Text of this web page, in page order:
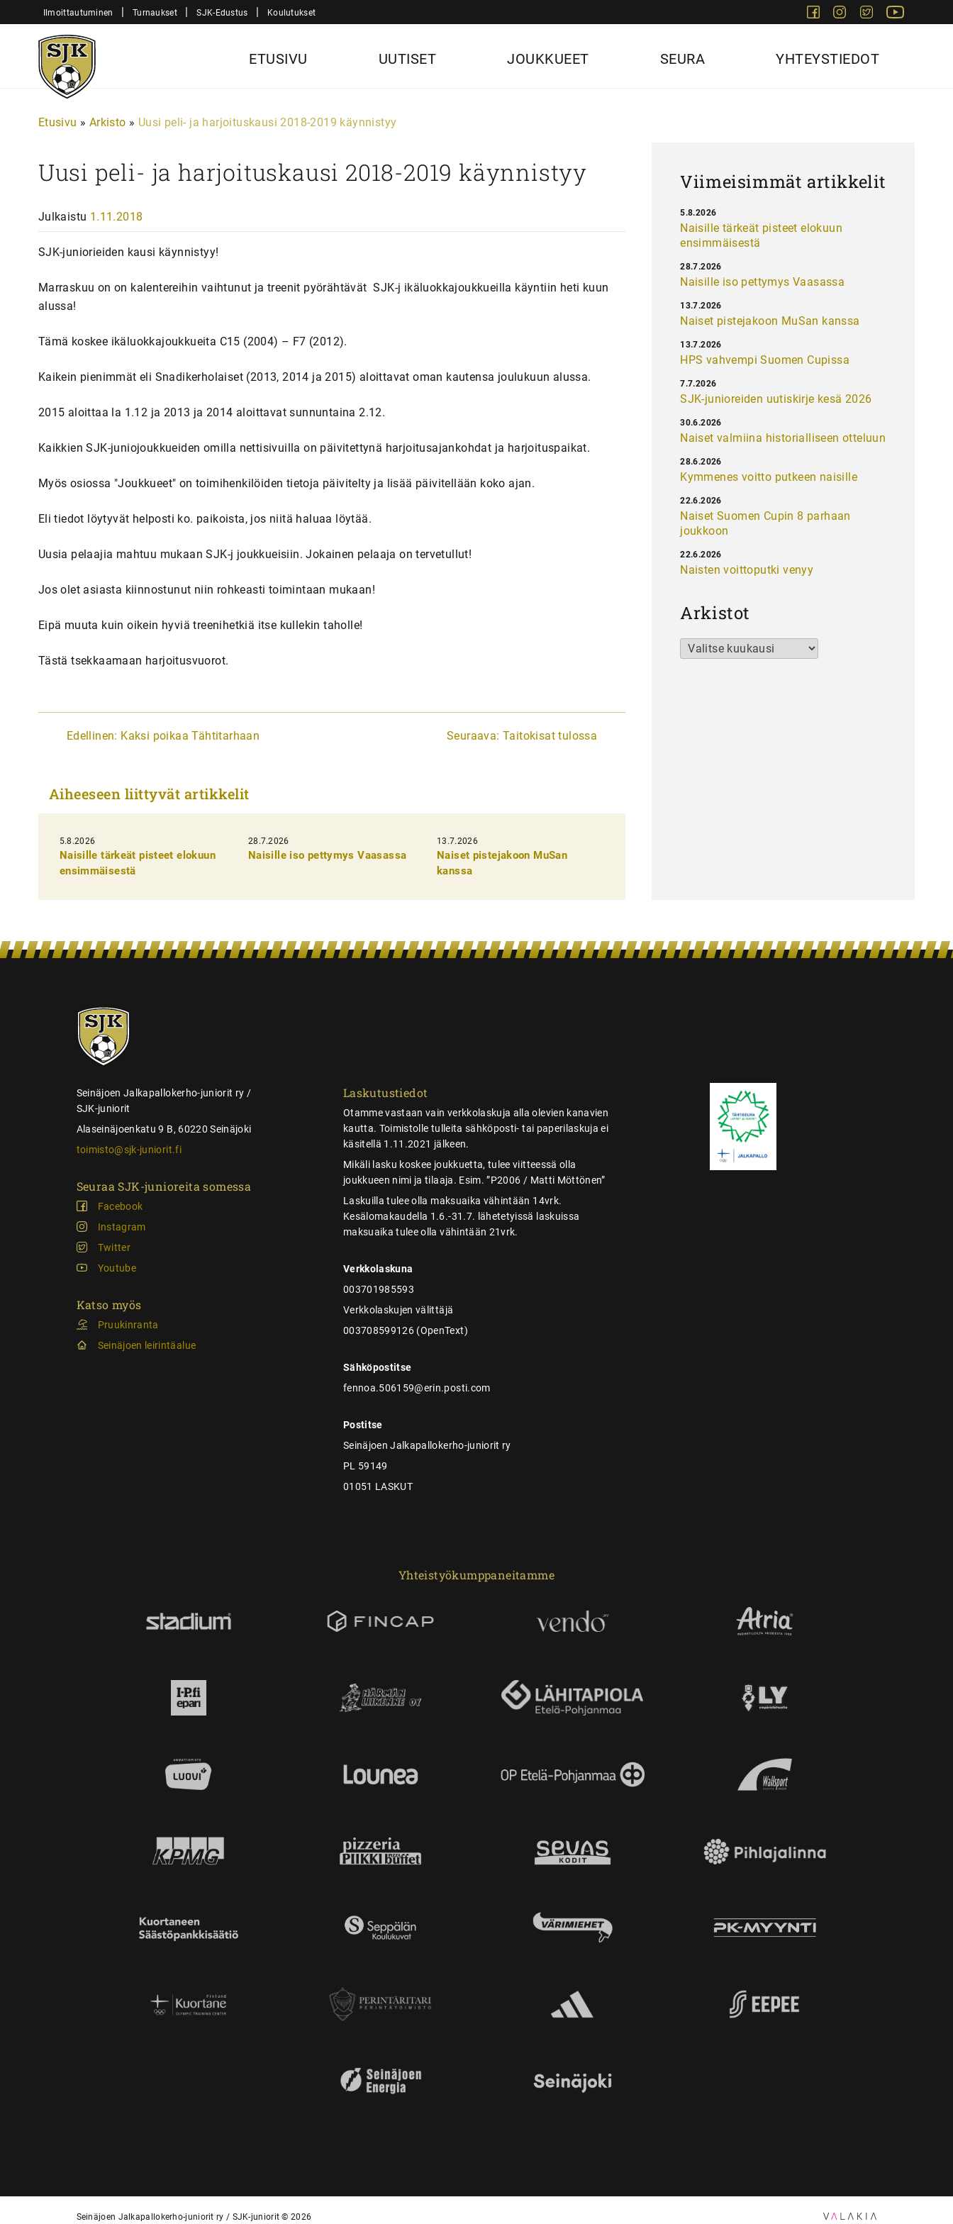
sisältöön
Ilmoittautuminen | Turnaukset | SJK-Edustus | Koulutukset FacebookInstagram
Twitter
Sjk-
Juniorit
ETUSIVU UUTISET JOUKKUEET SEURA YHTEYSTIEDOT
Etusivu » Arkisto » Uusi peli- ja harjoituskausi 2018-2019 käynnistyy
Uusi peli- ja harjoituskausi 2018-2019 käynnistyy
Julkaistu 1.11.2018
SJK-juniorieiden kausi käynnistyy!
Marraskuu on on kalentereihin vaihtunut ja treenit pyörähtävät SJK-j ikäluokkajoukkueilla käyntiin heti kuun
alussa!
Tämä koskee ikäluokkajoukkueita C15 (2004) – F7 (2012).
Kaikein pienimmät eli Snadikerholaiset (2013, 2014 ja 2015) aloittavat oman kautensa joulukuun alussa.
2015 aloittaa la 1.12 ja 2013 ja 2014 aloittavat sunnuntaina 2.12.
Kaikkien SJK-juniojoukkueiden omilla nettisivuilla on päivitettynä harjoitusajankohdat ja harjoituspaikat.
Myös osiossa "Joukkueet" on toimihenkilöiden tietoja päivitelty ja lisää päivitellään koko ajan.
Eli tiedot löytyvät helposti ko. paikoista, jos niitä haluaa löytää.
Uusia pelaajia mahtuu mukaan SJK-j joukkueisiin. Jokainen pelaaja on tervetullut!
Jos olet asiasta kiinnostunut niin rohkeasti toimintaan mukaan!
Eipä muuta kuin oikein hyviä treenihetkiä itse kullekin taholle!
Tästä tsekkaamaan harjoitusvuorot.
A
i
k
e
n
Edellinen: Kaksi poikaa Tähtitarhaan Seuraava: Taitokisat tulossa
Aiheeseen liittyvät artikkelit
5.8.2026
Naisille tärkeät pisteet elokuun
ensimmäisestä
28.7.2026
Naisille iso pettymys Vaasassa
13.7.2026
Naiset pistejakoon MuSan
kanssa
Viimeisimmät artikkelit
Naisille tärkeät pisteet elokuun
ensimmäisestä
5.8.2026
Naisille iso pettymys Vaasassa
28.7.2026
Naiset pistejakoon MuSan kanssa
13.7.2026
HPS vahvempi Suomen Cupissa
13.7.2026
SJK-junioreiden uutiskirje kesä 2026
7.7.2026
Naiset valmiina historialliseen otteluun
30.6.2026
Kymmenes voitto putkeen naisille
28.6.2026
Naiset Suomen Cupin 8 parhaan
joukkoon
22.6.2026
Naisten voittoputki venyy
22.6.2026
Arkistot
Arkistot
SJK-
juniorit
Seinäjoen Jalkapallokerho-juniorit ry /
SJK-juniorit
Alaseinäjoenkatu 9 B, 60220 Seinäjoki
toimisto@sjk-juniorit.fi
Seuraa SJK-junioreita somessa
Facebook
Instagram
Twitter
Youtube
Katso myös
Pruukinranta
Seinäjoen leirintäalue
Laskutustiedot
Otamme vastaan vain verkkolaskuja alla olevien kanavien
kautta. Toimistolle tulleita sähköposti- tai paperilaskuja ei
käsitellä 1.11.2021 jälkeen.
Mikäli lasku koskee joukkuetta, tulee viitteessä olla
joukkueen nimi ja tilaaja. Esim. ”P2006 / Matti Möttönen”
Laskuilla tulee olla maksuaika vähintään 14vrk.
Kesälomakaudella 1.6.-31.7. lähetetyissä laskuissa
maksuaika tulee olla vähintään 21vrk.
Verkkolaskuna
003701985593
Verkkolaskujen välittäjä
003708599126 (OpenText)
Sähköpostitse
fennoa.506159@erin.posti.com
Postitse
Seinäjoen Jalkapallokerho-juniorit ry
PL 59149
01051 LASKUT
Yhteistyökumppaneitamme
Seinäjoen Jalkapallokerho-juniorit ry / SJK-juniorit © 2026